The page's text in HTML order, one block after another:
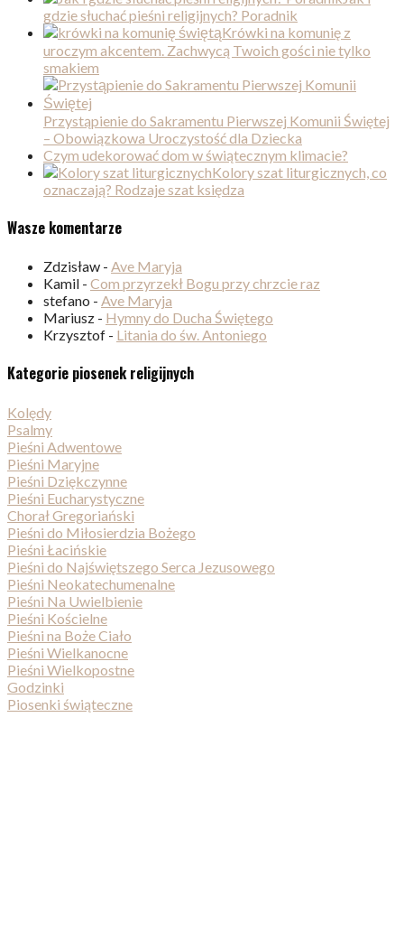
gdzie słuchać pieśni religijnych? Poradnik
Krówki na komunię z
uroczym akcentem. Zachwycą Twoich gości nie tylko
smakiem
Przystąpienie do Sakramentu Pierwszej Komunii Świętej
– Obowiązkowa Uroczystość dla Dziecka
Czym udekorować dom w świątecznym klimacie?
Kolory szat liturgicznych, co
oznaczają? Rodzaje szat księdza
Wasze komentarze
Zdzisław - Ave Maryja
Kamil - Com przyrzekł Bogu przy chrzcie raz
stefano - Ave Maryja
Mariusz - Hymny do Ducha Świętego
Krzysztof - Litania do św. Antoniego
Kategorie piosenek religijnych
Kolędy
Psalmy
Pieśni Adwentowe
Pieśni Maryjne
Pieśni Dziękczynne
Pieśni Eucharystyczne
Chorał Gregoriański
Pieśni do Miłosierdzia Bożego
Pieśni Łacińskie
Pieśni do Najświętszego Serca Jezusowego
Pieśni Neokatechumenalne
Pieśni Na Uwielbienie
Pieśni Kościelne
Pieśni na Boże Ciało
Pieśni Wielkanocne
Pieśni Wielkopostne
Godzinki
Piosenki świąteczne